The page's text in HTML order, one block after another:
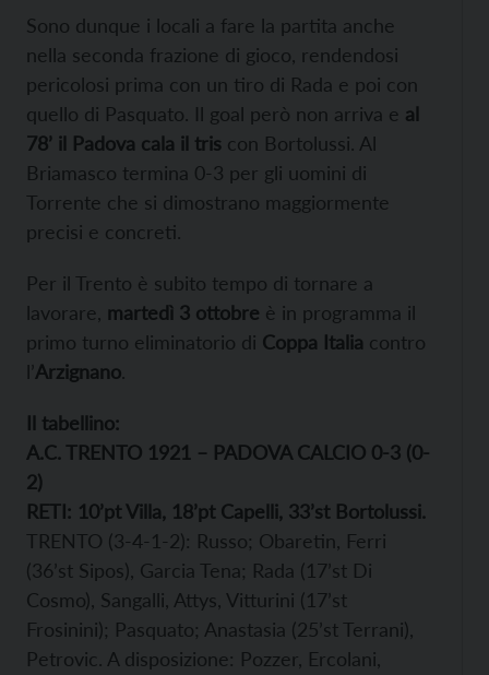
Sono dunque i locali a fare la partita anche
nella seconda frazione di gioco, rendendosi
pericolosi prima con un tiro di Rada e poi con
quello di Pasquato. Il goal però non arriva e al
78’ il Padova cala il tris con Bortolussi. Al
Briamasco termina 0-3 per gli uomini di
Torrente che si dimostrano maggiormente
precisi e concreti.
Per il Trento è subito tempo di tornare a
lavorare, martedì 3 ottobre è in programma il
primo turno eliminatorio di Coppa Italia contro
l’Arzignano.
Il tabellino:
A.C. TRENTO 1921 – PADOVA CALCIO 0-3 (0-
2)
RETI: 10’pt Villa, 18’pt Capelli, 33’st Bortolussi.
TRENTO (3-4-1-2): Russo; Obaretin, Ferri
(36’st Sipos), Garcia Tena; Rada (17’st Di
Cosmo), Sangalli, Attys, Vitturini (17’st
Frosinini); Pasquato; Anastasia (25’st Terrani),
Petrovic. A disposizione: Pozzer, Ercolani,